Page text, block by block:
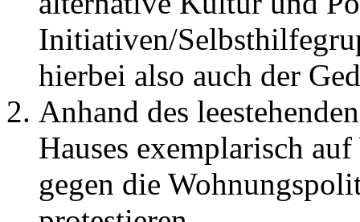
Initiativen/
hierbei also auch der
Anhand des
Hauses exemplarisch
gegen die